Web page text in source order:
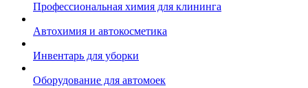
Профессиональная химия для клининга
Автохимия и автокосметика
Инвентарь для уборки
Оборудование для автомоек